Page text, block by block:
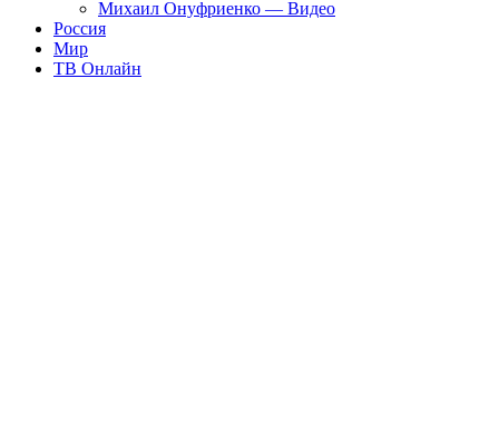
Михаил Онуфриенко — Видео
Россия
Мир
ТВ Онлайн